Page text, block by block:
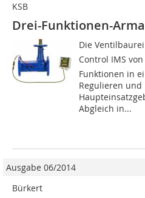
KSB
Drei-Funktionen-
Die
Control IMS
Funktionen in
Regulieren und
Abgleich in...
Ausgabe 06/2014
Bürkert